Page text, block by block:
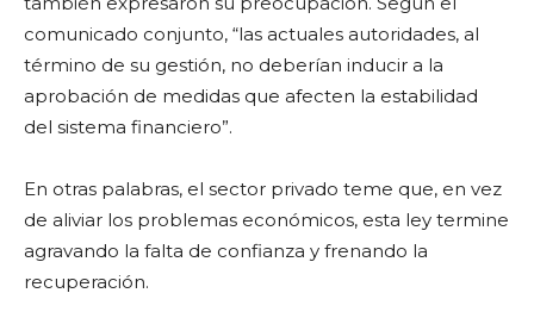
comunicado conjunto, “las actuales autoridades, al
término de su gestión, no deberían inducir a la
aprobación de medidas que afecten la estabilidad
del sistema financiero”.
En otras palabras, el sector privado teme que, en vez
de aliviar los problemas económicos, esta ley termine
agravando la falta de confianza y frenando la
recuperación.